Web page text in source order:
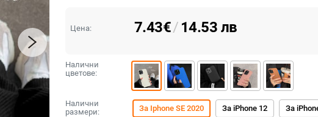
Цена: 7.43€/ 14.53 лв
Налични
цветове:
Налични
размери:
За Iphone SE 2020 За iPhone 12 За